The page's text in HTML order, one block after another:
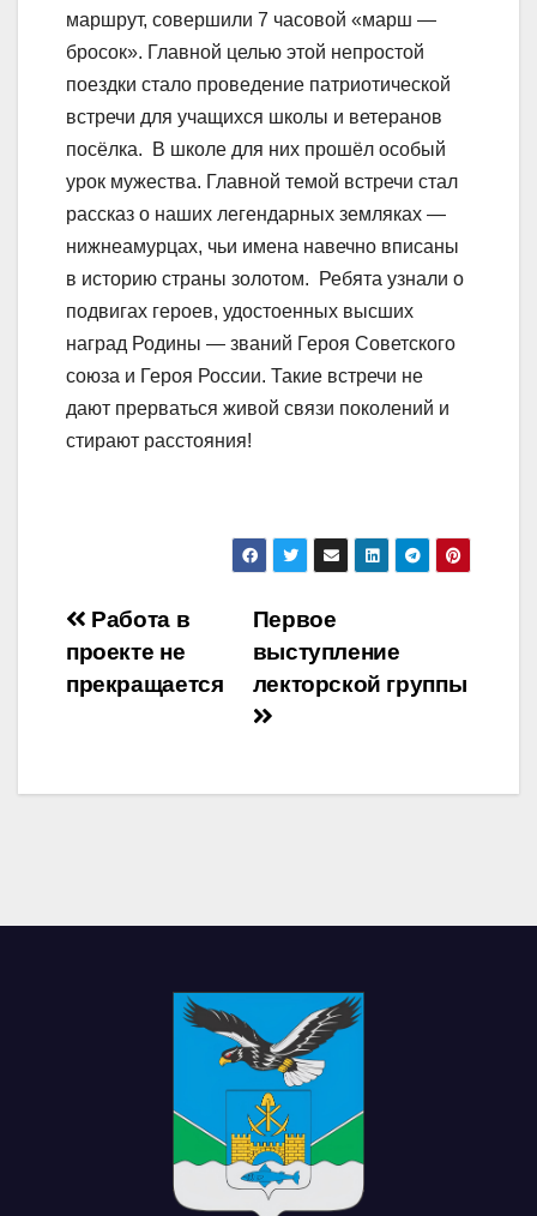
маршрут, совершили 7 часовой «марш —
бросок». Главной целью этой непростой
поездки стало проведение патриотической
встречи для учащихся школы и ветеранов
посёлка. ️ В школе для них прошёл особый
урок мужества. Главной темой встречи стал
рассказ о наших легендарных земляках —
нижнеамурцах, чьи имена навечно вписаны
в историю страны золотом. ️ Ребята узнали о
подвигах героев, удостоенных высших
наград Родины — званий Героя Советского
союза и Героя России. ️Такие встречи не
дают прерваться живой связи поколений и
стирают расстояния!
Навигация
по
Первое
выступление
лекторской группы
Работа в
проекте не
прекращается